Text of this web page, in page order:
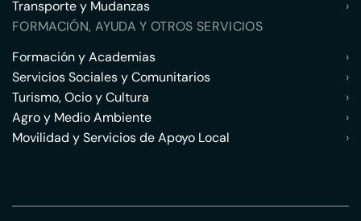
Transporte y Mudanzas
›
FORMACIÓN, AYUDA Y OTROS SERVICIOS
Formación y Academias
›
Servicios Sociales y Comunitarios
›
Turismo, Ocio y Cultura
›
Agro y Medio Ambiente
›
Movilidad y Servicios de Apoyo Local
›